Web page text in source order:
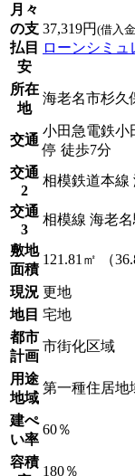
月々
の支
払目
安
37,319円 (借入
ローンシミュ
所在
地
海老名市杉久
交通
小田急電鉄小
停 徒歩7分
交通
2
相模鉄道本線
交通
3
相模線 海老
敷地
面積
121.81㎡ （
現況 更地
地目 宅地
都市
計画
市街化区域
用途
地域
第一種住居地
建ぺ
い率
60％
容積
180％